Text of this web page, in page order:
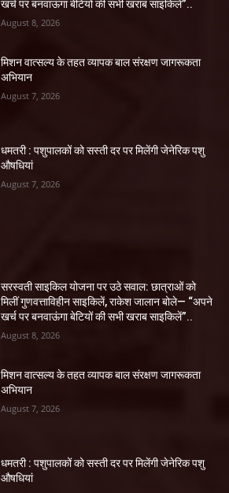
खर्च पर बनवाऊंगा बेटियों की सभी खराब साइकिलें”..
August 8, 2026
मिशन वात्सल्य के तहत व्यापक बाल संरक्षण जागरूकता
अभियान
August 7, 2026
धमतरी : पशुपालकों को सस्ती दर पर मिलेंगी जेनेरिक पशु
औषधियां
August 7, 2026
सरस्वती साइकिल योजना पर उठे सवाल: छात्राओं को
मिलीं गुणवत्ताविहीन साइकिलें, राकेश जालान बोले— “अपने
खर्च पर बनवाऊंगा बेटियों की सभी खराब साइकिलें”..
August 8, 2026
मिशन वात्सल्य के तहत व्यापक बाल संरक्षण जागरूकता
अभियान
August 7, 2026
धमतरी : पशुपालकों को सस्ती दर पर मिलेंगी जेनेरिक पशु
औषधियां